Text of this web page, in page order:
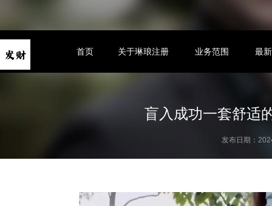
首页 关于琳琅注册 业务范围 最
盲入成功一套舒适
发布日期：